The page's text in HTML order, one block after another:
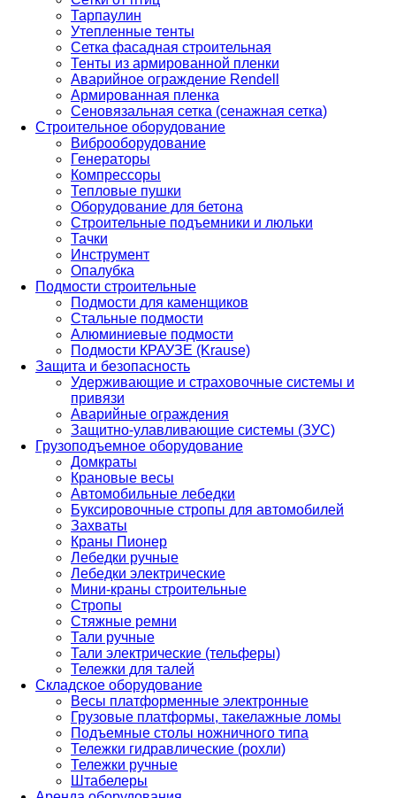
Тарпаулин
Утепленные тенты
Сетка фасадная строительная
Тенты из армированной пленки
Аварийное ограждение Rendell
Армированная пленка
Сеновязальная сетка (сенажная сетка)
Строительное оборудование
Виброоборудование
Генераторы
Компрессоры
Тепловые пушки
Оборудование для бетона
Строительные подъемники и люльки
Тачки
Инструмент
Опалубка
Подмости строительные
Подмости для каменщиков
Стальные подмости
Алюминиевые подмости
Подмости КРАУЗЕ (Krause)
Защита и безопасность
Удерживающие и страховочные системы и
привязи
Аварийные ограждения
Защитно-улавливающие системы (ЗУС)
Грузоподъемное оборудование
Домкраты
Крановые весы
Автомобильные лебедки
Буксировочные стропы для автомобилей
Захваты
Краны Пионер
Лебедки ручные
Лебедки электрические
Мини-краны строительные
Стропы
Стяжные ремни
Тали ручные
Тали электрические (тельферы)
Тележки для талей
Складское оборудование
Весы платформенные электронные
Грузовые платформы, такелажные ломы
Подъемные столы ножничного типа
Тележки гидравлические (рохли)
Тележки ручные
Штабелеры